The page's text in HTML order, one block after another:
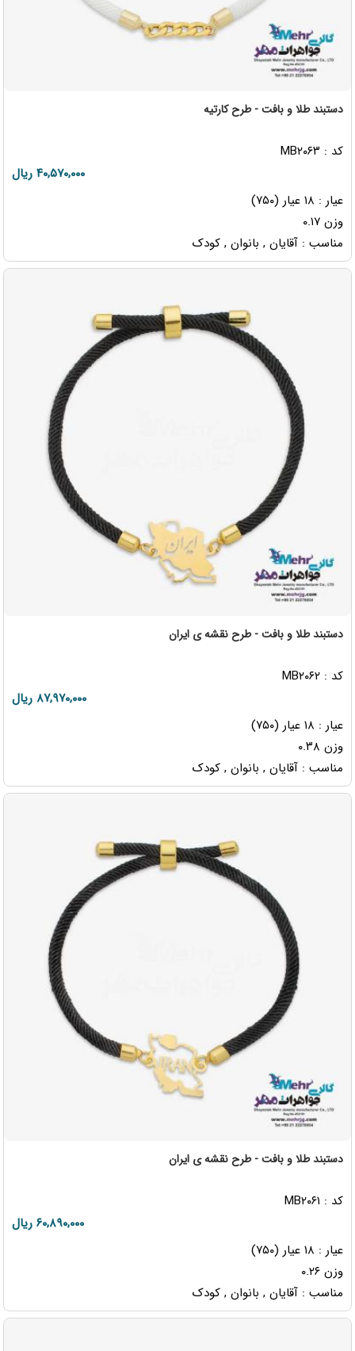
دستبند طلا و بافت - طرح کارتیه
کد : MB۲۰۶۳
۴۰,۵۷۰,۰۰۰ ریال
عیار : ۱۸ عیار (۷۵۰)
وزن ۰.۱۷
مناسب : آقایان , بانوان , کودک
دستبند طلا و بافت - طرح نقشه ی ایران
کد : MB۲۰۶۲
۸۷,۹۷۰,۰۰۰ ریال
عیار : ۱۸ عیار (۷۵۰)
وزن ۰.۳۸
مناسب : آقایان , بانوان , کودک
دستبند طلا و بافت - طرح نقشه ی ایران
کد : MB۲۰۶۱
۶۰,۸۹۰,۰۰۰ ریال
عیار : ۱۸ عیار (۷۵۰)
وزن ۰.۲۶
مناسب : آقایان , بانوان , کودک